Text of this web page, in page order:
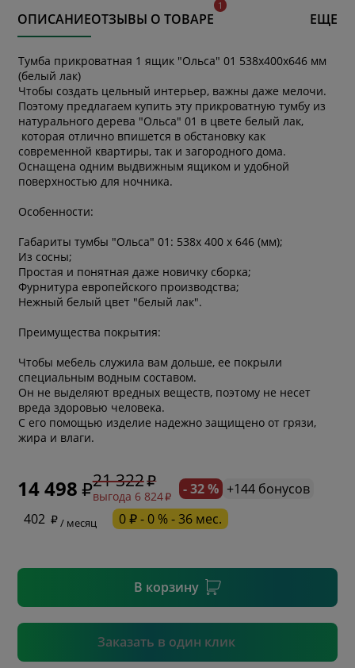
ОПИСАНИЕОТЗЫВЫ О ТОВАРЕ ЕЩЕ
Тумба прикроватная 1 ящик "Ольса" 01 538x400x646 мм
(белый лак)
Чтобы создать цельный интерьер, важны даже мелочи.
Поэтому предлагаем купить эту прикроватную тумбу из
натурального дерева "Ольса" 01 в цвете белый лак,
которая отлично впишется в обстановку как
современной квартиры, так и загородного дома.
Оснащена одним выдвижным ящиком и удобной
поверхностью для ночника.
Особенности:
Габариты тумбы "Ольса" 01: 538х 400 х 646 (мм);
Из сосны;
Простая и понятная даже новичку сборка;
Фурнитура европейского производства;
Нежный белый цвет "белый лак".
Преимущества покрытия:
Чтобы мебель служила вам дольше, ее покрыли
специальным водным составом.
Он не выделяют вредных веществ, поэтому не несет
вреда здоровью человека.
С его помощью изделие надежно защищено от грязи,
жира и влаги.
14 498 21 322
выгода 6 824 - 32 % +144 бонусов
402
/ месяц 0 ₽ - 0 % - 36 мес.
В корзину
Заказать в один клик
* обязательное поле
* необязательное поле
Подтвердить